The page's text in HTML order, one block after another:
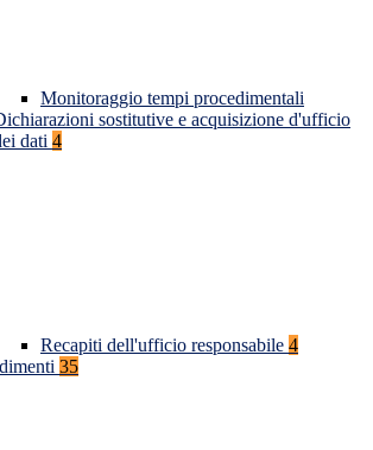
Monitoraggio tempi procedimentali
sostitutive e acquisizione d'ufficio
dati 4
Recapiti dell'ufficio responsabile 4
35